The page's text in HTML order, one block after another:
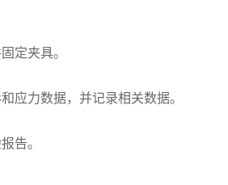
定夹具。
应力数据，并记录相关数据。
告。